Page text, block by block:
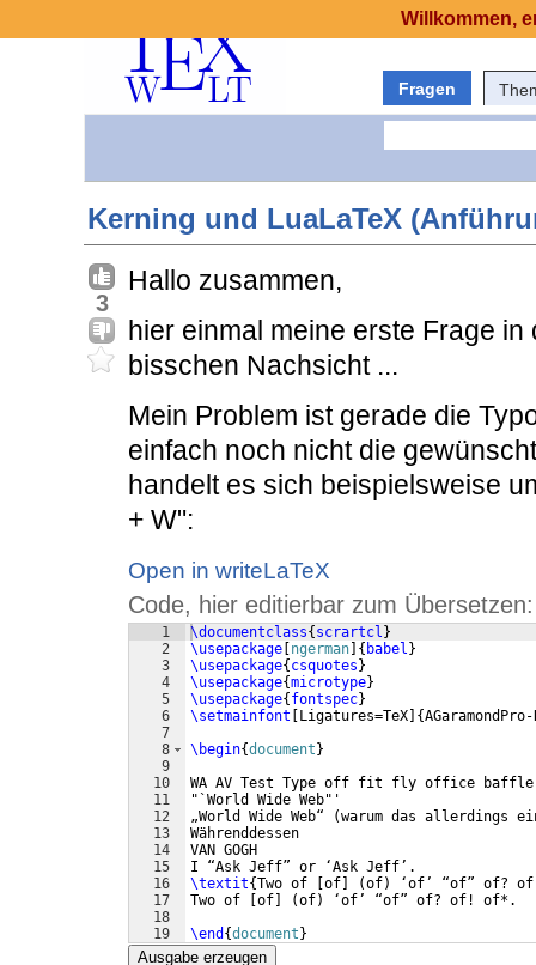
Fragen
Kerning und LuaLaTeX
3
Hallo zusammen,
hier einmal meine erste Frage
bisschen Nachsicht ...
Mein Problem ist gerade die
einfach noch nicht die
handelt es sich beispielsweise
+ W":
Open in writeLaTeX
Code, hier editierbar zum Übersetzen:
1
2
3
4
5
6
7
8
9
10
11
12
13
14
15
16
17
18
19
\documentclass{ scrartcl }
\usepackage ngerman { babel }
\usepackage{ csquotes }
\usepackage{microtype}
\usepackage{ fontspec}
\setmainfont
Ligatures=TeX {
\begin{document }
WA AV Test Type off fit fly office baffle
"`World Wide Web"'
„World Wide Web“
(warum das allerdings
Währenddessen
VAN GOGH
I “Ask Jeff” or ‘Ask Jeff’.
\textit{Two of of (of)
‘of’ “of” of?
Two of
of (of)
‘of’ “of” of? of! of*.
\end {document }
Ausgabe erzeugen
Willkommen,